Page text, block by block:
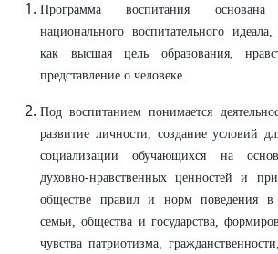
Программа воспитания
национального воспитательного
как высшая цель образования,
представление о человеке.
Под воспитанием понимается
развитие личности, создание условий
социализации обучающихся на
духовно-нравственных ценностей и
обществе правил и норм поведения в
семьи, общества и государства,
чувства патриотизма,